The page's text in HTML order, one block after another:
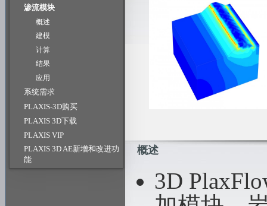
渗流模块
概述
建模
计算
结果
应用
系统需求
PLAXIS-3D购买
PLAXIS 3D下载
PLAXIS VIP
PLAXIS 3D AE新增和改进功
能
概述
3D